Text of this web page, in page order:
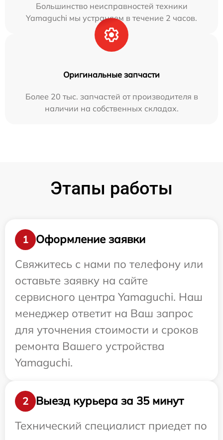
Большинство неисправностей техники
Yamaguchi мы устраняем в течение 2 часов.
Оригинальные запчасти
Более 20 тыс. запчастей от производителя в
наличии на собственных складах.
Этапы работы
1
Оформление заявки
Свяжитесь с нами по телефону или
оставьте заявку на сайте
сервисного центра Yamaguchi. Наш
менеджер ответит на Ваш запрос
для уточнения стоимости и сроков
ремонта Вашего устройства
Yamaguchi.
2
Выезд курьера за 35 минут
Технический специалист приедет по